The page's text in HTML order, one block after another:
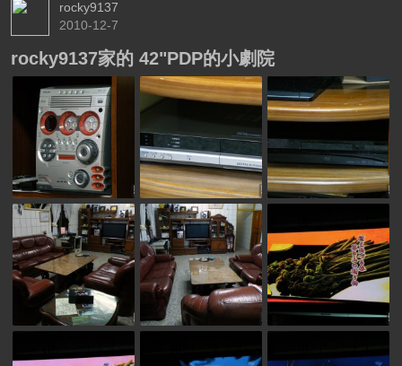
rocky9137
2010-12-7
rocky9137家的 42"PDP的小劇院